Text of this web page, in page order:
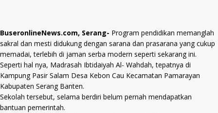
BuseronlineNews.com, Serang- Program pendidikan memanglah
sakral dan mesti didukung dengan sarana dan prasarana yang cukup
memadai, terlebih di jaman serba modern seperti sekarang ini.
Seperti hal nya, Madrasah Ibtidaiyah Al- Wahdah, tepatnya di
Kampung Pasir Salam Desa Kebon Cau Kecamatan Pamarayan
Kabupaten Serang Banten.
Sekolah tersebut, selama berdiri belum pernah mendapatkan
bantuan pemerintah.